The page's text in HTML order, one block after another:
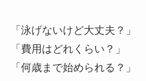
「泳げないけど大丈夫？」
「費用はどれくらい？」
「何歳まで始められる？」